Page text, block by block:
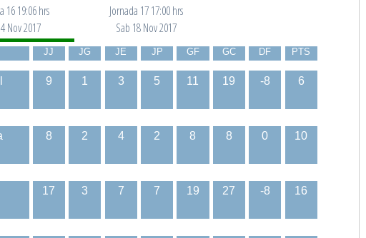
16 19:06 hrs
Nov 2017
Jornada 17 17:00 hrs
Sab 18 Nov 2017
JJ JG JE JP GF GC DF PTS
9 1 3 5 11 19 -8 6
8 2 4 2 8 8 0 10
17 3 7 7 19 27 -8 16